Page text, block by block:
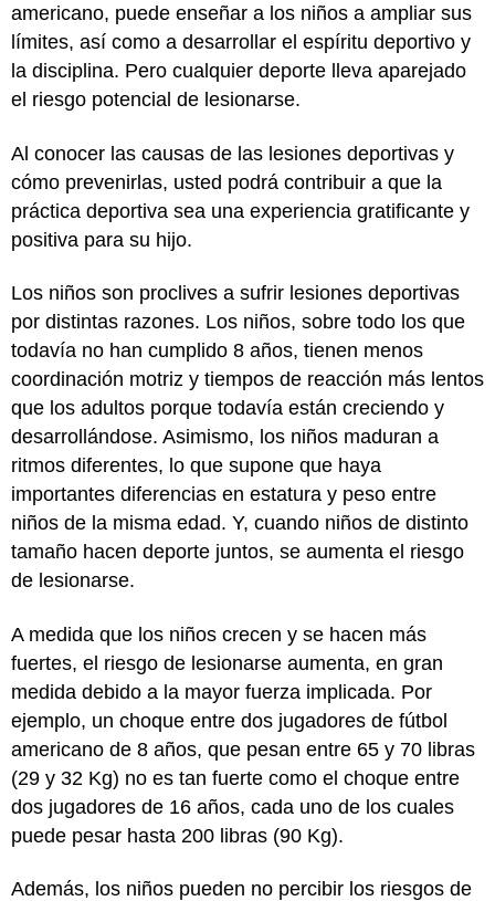
americano, puede enseñar a los niños a ampliar sus
límites, así como a desarrollar el espíritu deportivo y
la disciplina. Pero cualquier deporte lleva aparejado
el riesgo potencial de lesionarse.
Al conocer las causas de las lesiones deportivas y
cómo prevenirlas, usted podrá contribuir a que la
práctica deportiva sea una experiencia gratificante y
positiva para su hijo.
Los niños son proclives a sufrir lesiones deportivas
por distintas razones. Los niños, sobre todo los que
todavía no han cumplido 8 años, tienen menos
coordinación motriz y tiempos de reacción más lentos
que los adultos porque todavía están creciendo y
desarrollándose. Asimismo, los niños maduran a
ritmos diferentes, lo que supone que haya
importantes diferencias en estatura y peso entre
niños de la misma edad. Y, cuando niños de distinto
tamaño hacen deporte juntos, se aumenta el riesgo
de lesionarse.
A medida que los niños crecen y se hacen más
fuertes, el riesgo de lesionarse aumenta, en gran
medida debido a la mayor fuerza implicada. Por
ejemplo, un choque entre dos jugadores de fútbol
americano de 8 años, que pesan entre 65 y 70 libras
(29 y 32 Kg) no es tan fuerte como el choque entre
dos jugadores de 16 años, cada uno de los cuales
puede pesar hasta 200 libras (90 Kg).
Además, los niños pueden no percibir los riesgos de